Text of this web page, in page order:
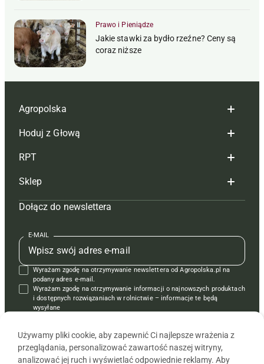
Prawo i Pieniądze
Jakie stawki za bydło rzeźne? Ceny są
coraz niższe
Agropolska
Redakcja
Reklama
Tagi
Mapa serwisu
Kontakt
Regulamin
Polityka prywatności
Hoduj z Głową
Hoduj z głową bydło
Hoduj z głową świnie
Prenumerata
Redakcja
Kontakt
Reklama
RPT
Redakcja
Prenumerata
Reklama
Kontakt
Krzyżówki
Sklep
Czasopisma i prenumerata
Książki
Regulamin
Dołącz do newslettera
E-MAIL
Wyrażam zgodę na otrzymywanie newslettera od Agropolska.pl na
podany adres e-mail.
Wyrażam zgodę na otrzymywanie informacji o najnowszych produktach
i dostępnych rozwiązaniach w rolnictwie – informacje te będą
wysyłane
Używamy pliki cookie, aby zapewnić Ci najlepsze wrażenia z
przeglądania, personalizować zawartość naszej witryny,
analizować jej ruch i wyświetlać odpowiednie reklamy. Aby